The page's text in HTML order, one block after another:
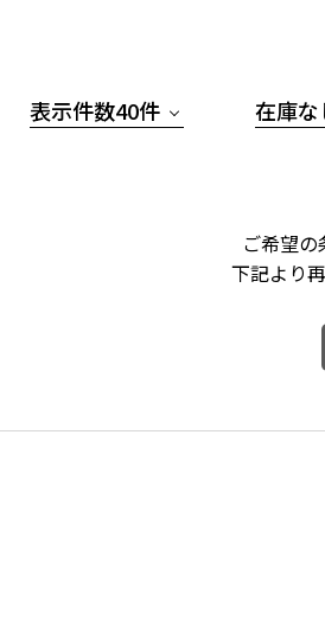
表示件数40件 在庫
ご希望の
下記より